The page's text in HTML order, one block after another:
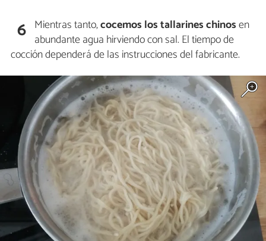
6 Mientras tanto,cocemos los tallarines chinosen
abundante agua hirviendo con sal. El tiempo de
cocción dependerá de las instrucciones del fabricante.